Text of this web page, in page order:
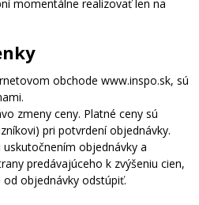
momentálne realizovať len na
obchode www.inspo.sk, sú
zmeny ceny. Platné ceny sú
pri potvrdení objednávky.
objednávky a
predávajúceho k zvýšeniu cien,
objednávky odstúpiť.